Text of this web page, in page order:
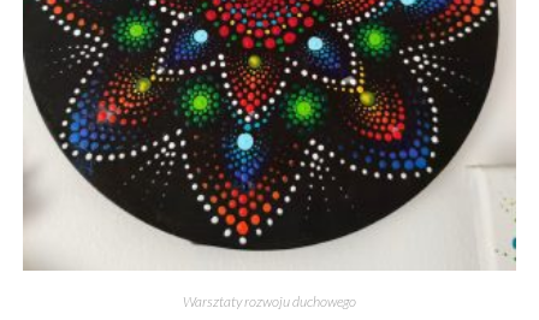
Warsztaty rozwoju duchowego